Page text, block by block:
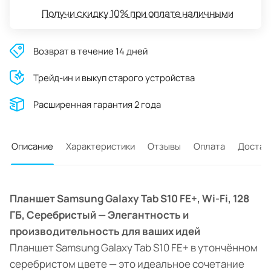
Получи скидку 10% при оплате наличными
Возврат в течение 14 дней
Трейд-ин и выкуп старого устройства
Расширенная гарантия 2 года
Описание Характеристики Отзывы Оплата
Планшет Samsung Galaxy Tab S10 FE+, Wi-Fi, 128
ГБ, Серебристый — Элегантность и
производительность для ваших идей
Планшет Samsung Galaxy Tab S10 FE+ в утончённом
серебристом цвете — это идеальное сочетание